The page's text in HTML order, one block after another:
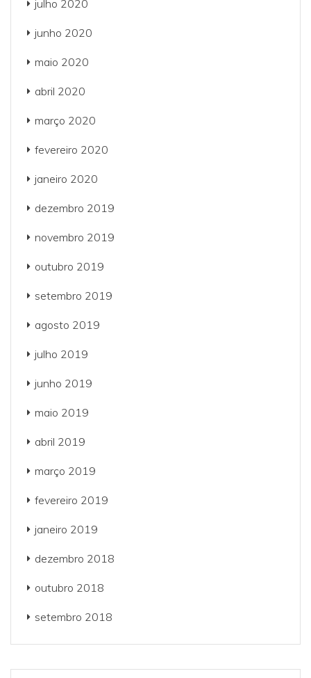
julho 2020
junho 2020
maio 2020
abril 2020
março 2020
fevereiro 2020
janeiro 2020
dezembro 2019
novembro 2019
outubro 2019
setembro 2019
agosto 2019
julho 2019
junho 2019
maio 2019
abril 2019
março 2019
fevereiro 2019
janeiro 2019
dezembro 2018
outubro 2018
setembro 2018